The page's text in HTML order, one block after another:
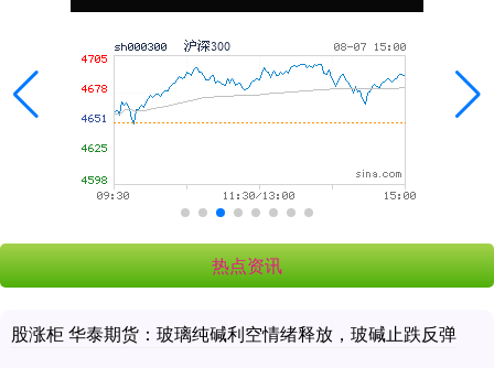
热点资讯
股涨柜 华泰期货：玻璃纯碱利空情绪释放，玻碱止跌反弹